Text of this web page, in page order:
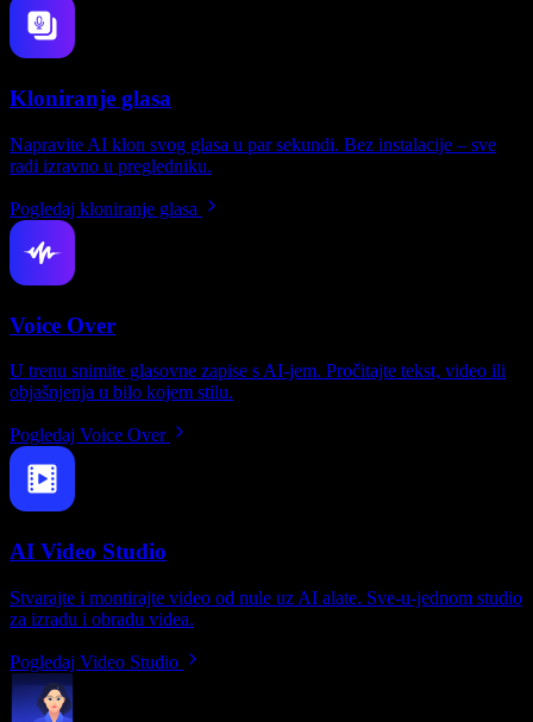
Kloniranje glasa
Napravite AI klon svog glasa u par sekundi. Bez instalacije – sve
radi izravno u pregledniku.
Pogledaj kloniranje glasa
Voice Over
U trenu snimite glasovne zapise s AI-jem. Pročitajte tekst, video ili
objašnjenja u bilo kojem stilu.
Pogledaj Voice Over
AI Video Studio
Stvarajte i montirajte video od nule uz AI alate. Sve-u-jednom studio
za izradu i obradu videa.
Pogledaj Video Studio